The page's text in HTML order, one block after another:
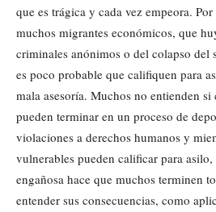
que es trágica y cada vez empeora.
muchos migrantes económicos, que
criminales anónimos o del colapso del
es poco probable que califiquen para
mala asesoría. Muchos no entienden
pueden terminar en un proceso de
violaciones a derechos humanos y
vulnerables pueden calificar para
engañosa hace que muchos terminen
entender sus consecuencias, como